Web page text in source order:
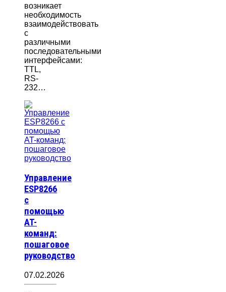
возникает
необходимость
взаимодействовать
с
различными
последовательными
интерфейсами:
TTL,
RS-
232…
Управление
ESP8266
с
помощью
AT-
команд:
пошаговое
руководство
07.02.2026